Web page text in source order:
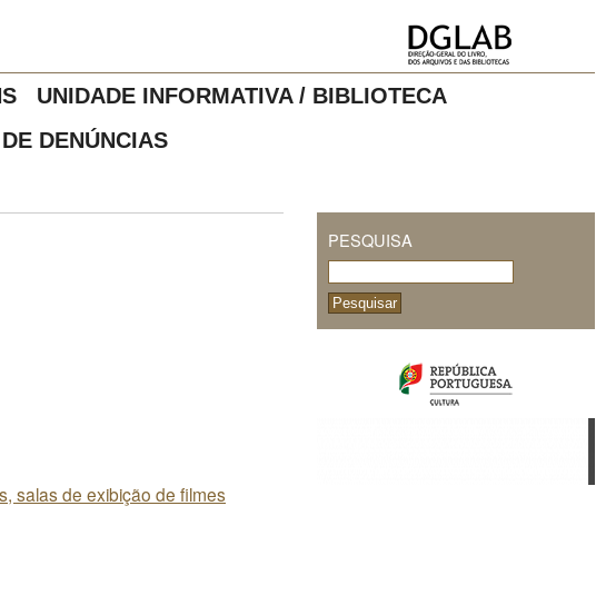
UNIDADE INFORMATIVA / BIBLIOTECA
DENÚNCIAS
salas de exibição de filmes
PESQUISA